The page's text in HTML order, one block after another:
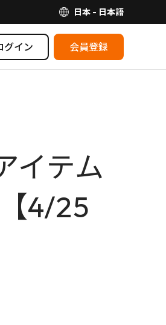
日本 - 日本語
グイン 会員登録
イテム
4/25